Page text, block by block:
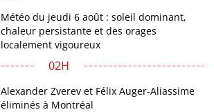
Météo du jeudi 6 août : soleil dominant,
chaleur persistante et des orages
localement vigoureux
02H
Alexander Zverev et Félix Auger-Aliassime
éliminés à Montréal